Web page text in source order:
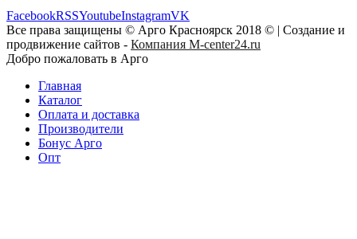
FacebookRSSYoutubeInstagramVK
Все права защищены © Арго Красноярск 2018 © | Создание и
продвижение сайтов - Компания M-center24.ru
Добро пожаловать в Арго
Главная
Каталог
Оплата и доставка
Производители
Бонус Арго
Опт